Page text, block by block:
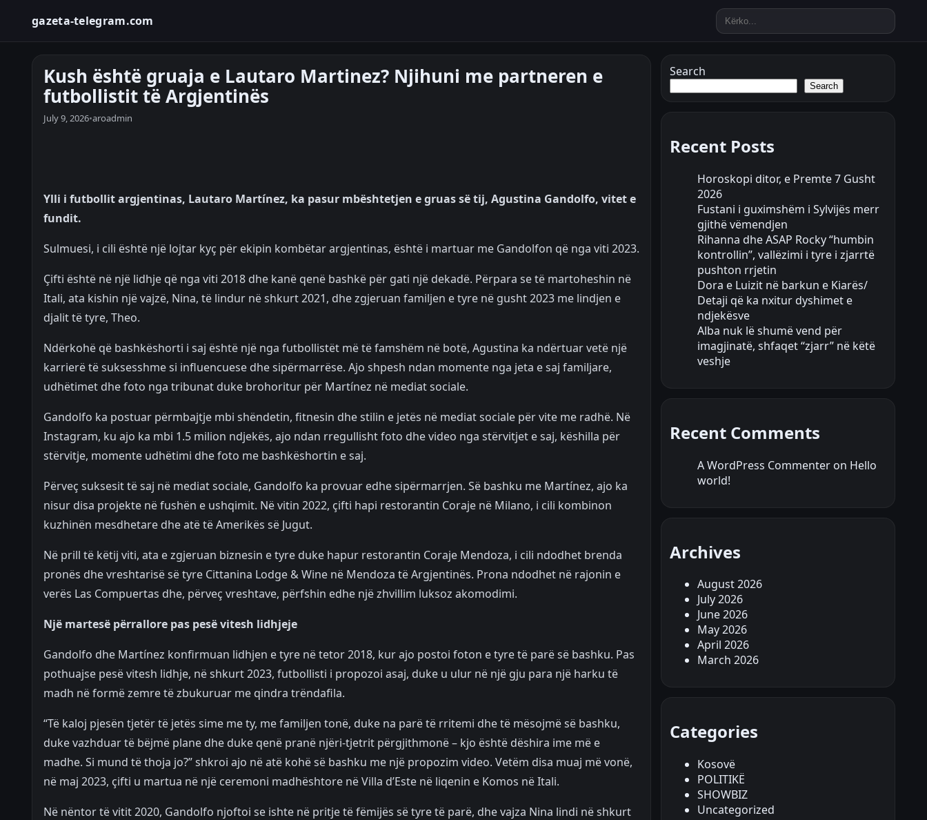
gazeta-telegram.com
Kush është gruaja e Lautaro Martinez? Njihuni me partneren e
futbollistit të Argjentinës
July 9, 2026•aroadmin
Ylli i futbollit argjentinas, Lautaro Martínez, ka pasur mbështetjen e gruas së tij, Agustina Gandolfo, vitet e
fundit.
Sulmuesi, i cili është një lojtar kyç për ekipin kombëtar argjentinas, është i martuar me Gandolfon që nga viti 2023.
Çifti është në një lidhje që nga viti 2018 dhe kanë qenë bashkë për gati një dekadë. Përpara se të martoheshin në
Itali, ata kishin një vajzë, Nina, të lindur në shkurt 2021, dhe zgjeruan familjen e tyre në gusht 2023 me lindjen e
djalit të tyre, Theo.
Ndërkohë që bashkëshorti i saj është një nga futbollistët më të famshëm në botë, Agustina ka ndërtuar vetë një
karrierë të suksesshme si influencuese dhe sipërmarrëse. Ajo shpesh ndan momente nga jeta e saj familjare,
udhëtimet dhe foto nga tribunat duke brohoritur për Martínez në mediat sociale.
Gandolfo ka postuar përmbajtje mbi shëndetin, fitnesin dhe stilin e jetës në mediat sociale për vite me radhë. Në
Instagram, ku ajo ka mbi 1.5 milion ndjekës, ajo ndan rregullisht foto dhe video nga stërvitjet e saj, këshilla për
stërvitje, momente udhëtimi dhe foto me bashkëshortin e saj.
Përveç suksesit të saj në mediat sociale, Gandolfo ka provuar edhe sipërmarrjen. Së bashku me Martínez, ajo ka
nisur disa projekte në fushën e ushqimit. Në vitin 2022, çifti hapi restorantin Coraje në Milano, i cili kombinon
kuzhinën mesdhetare dhe atë të Amerikës së Jugut.
Në prill të këtij viti, ata e zgjeruan biznesin e tyre duke hapur restorantin Coraje Mendoza, i cili ndodhet brenda
pronës dhe vreshtarisë së tyre Cittanina Lodge & Wine në Mendoza të Argjentinës. Prona ndodhet në rajonin e
verës Las Compuertas dhe, përveç vreshtave, përfshin edhe një zhvillim luksoz akomodimi.
Një martesë përrallore pas pesë vitesh lidhjeje
Gandolfo dhe Martínez konfirmuan lidhjen e tyre në tetor 2018, kur ajo postoi foton e tyre të parë së bashku. Pas
pothuajse pesë vitesh lidhje, në shkurt 2023, futbollisti i propozoi asaj, duke u ulur në një gju para një harku të
madh në formë zemre të zbukuruar me qindra trëndafila.
“Të kaloj pjesën tjetër të jetës sime me ty, me familjen tonë, duke na parë të rritemi dhe të mësojmë së bashku,
duke vazhduar të bëjmë plane dhe duke qenë pranë njëri-tjetrit përgjithmonë – kjo është dëshira ime më e
madhe. Si mund të thoja jo?” shkroi ajo në atë kohë së bashku me një propozim video. Vetëm disa muaj më vonë,
në maj 2023, çifti u martua në një ceremoni madhështore në Villa d’Este në liqenin e Komos në Itali.
Në nëntor të vitit 2020, Gandolfo njoftoi se ishte në pritje të fëmijës së tyre të parë, dhe vajza Nina lindi në shkurt
Search
Search
Recent Posts
Horoskopi ditor, e Premte 7 Gusht
2026
Fustani i guximshëm i Sylvijës merr
gjithë vëmendjen
Rihanna dhe ASAP Rocky “humbin
kontrollin”, vallëzimi i tyre i zjarrtë
pushton rrjetin
Dora e Luizit në barkun e Kiarës/
Detaji që ka nxitur dyshimet e
ndjekësve
Alba nuk lë shumë vend për
imagjinatë, shfaqet “zjarr” në këtë
veshje
Recent Comments
A WordPress Commenter on Hello
world!
Archives
August 2026
July 2026
June 2026
May 2026
April 2026
March 2026
Categories
Kosovë
POLITIKË
SHOWBIZ
Uncategorized